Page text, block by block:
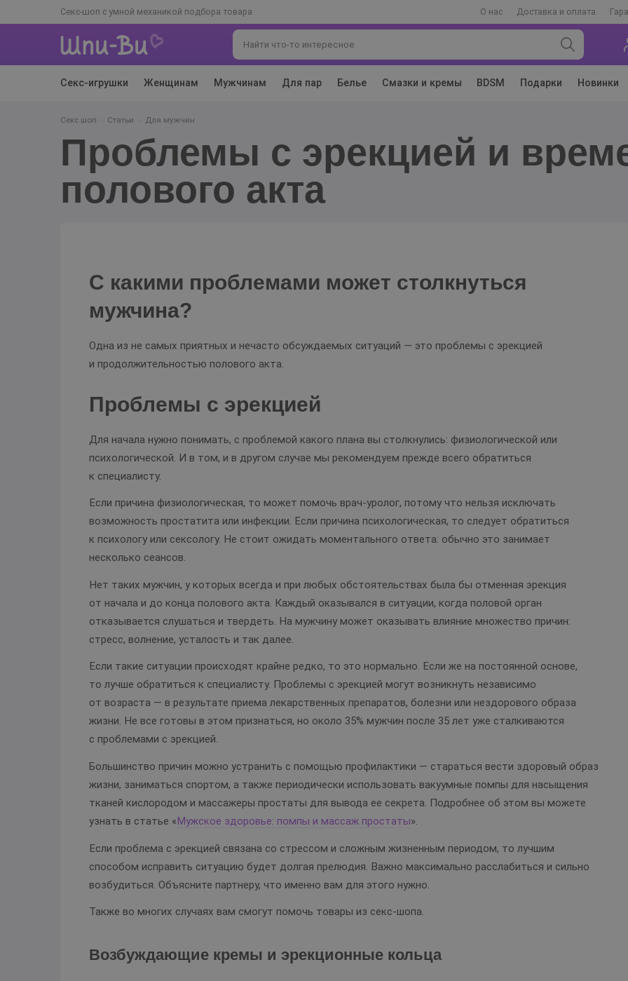
Секс-шоп с умной механикой подбора товара О нас Доставка и оплата
Секс-игрушки Женщинам Мужчинам Для пар Белье Смазки и кремы BDSM Подарки Новинки
Секс шоп Статьи Для мужчин
Проблемы с эрекцией и временем
полового акта
С какими проблемами может столкнуться
мужчина?
Одна из не самых приятных и нечасто обсуждаемых ситуаций — это проблемы с эрекцией
и продолжительностью полового акта.
Проблемы с эрекцией
Для начала нужно понимать, с проблемой какого плана вы столкнулись: физиологической или
психологической. И в том, и в другом случае мы рекомендуем прежде всего обратиться
к специалисту.
Если причина физиологическая, то может помочь врач-уролог, потому что нельзя исключать
возможность простатита или инфекции. Если причина психологическая, то следует обратиться
к психологу или сексологу. Не стоит ожидать моментального ответа: обычно это занимает
несколько сеансов.
Нет таких мужчин, у которых всегда и при любых обстоятельствах была бы отменная эрекция
от начала и до конца полового акта. Каждый оказывался в ситуации, когда половой орган
отказывается слушаться и твердеть. На мужчину может оказывать влияние множество причин:
стресс, волнение, усталость и так далее.
Если такие ситуации происходят крайне редко, то это нормально. Если же на постоянной основе,
то лучше обратиться к специалисту. Проблемы с эрекцией могут возникнуть независимо
от возраста — в результате приема лекарственных препаратов, болезни или нездорового образа
жизни. Не все готовы в этом признаться, но около 35% мужчин после 35 лет уже сталкиваются
с проблемами с эрекцией.
Большинство причин можно устранить с помощью профилактики — стараться вести здоровый образ
жизни, заниматься спортом, а также периодически использовать вакуумные помпы для насыщения
тканей кислородом и массажеры простаты для вывода ее секрета. Подробнее об этом вы можете
узнать в статье «Мужское здоровье: помпы и массаж простаты».
Если проблема с эрекцией связана со стрессом и сложным жизненным периодом, то лучшим
способом исправить ситуацию будет долгая прелюдия. Важно максимально расслабиться и сильно
возбудиться. Объясните партнеру, что именно вам для этого нужно.
Также во многих случаях вам смогут помочь товары из секс-шопа.
Возбуждающие кремы и эрекционные кольца